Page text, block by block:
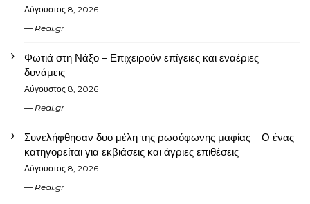
Αύγουστος 8, 2026
Real.gr
Φωτιά στη Νάξο – Επιχειρούν επίγειες και εναέριες
δυνάμεις
Αύγουστος 8, 2026
Real.gr
Συνελήφθησαν δυο μέλη της ρωσόφωνης μαφίας – Ο ένας
κατηγορείται για εκβιάσεις και άγριες επιθέσεις
Αύγουστος 8, 2026
Real.gr